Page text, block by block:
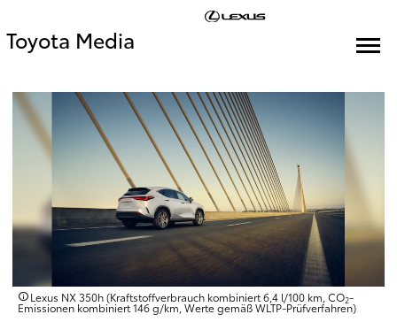
Toyota Media
Lexus NX 350h (Kraftstoffverbrauch kombiniert 6,4 l/100 km, CO2-
Emissionen kombiniert 146 g/km, Werte gemäß WLTP-Prüfverfahren)